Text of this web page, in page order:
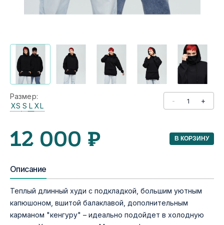
Размер:
XS S L XL
- +
12 000 ₽ В КОРЗИНУ
Описание
Теплый длинный худи с подкладкой, большим уютным
капюшоном, вшитой балаклавой, дополнительным
карманом "кенгуру" – идеально подойдет в холодную